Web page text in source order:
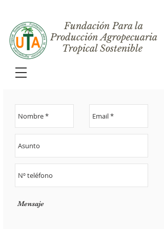
Fundación Para la
Producción Agropecuaria
Tropical Sostenible